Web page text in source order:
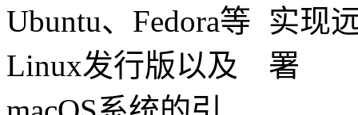
Ubuntu、Fedora等
Linux发行版以及
实现
署